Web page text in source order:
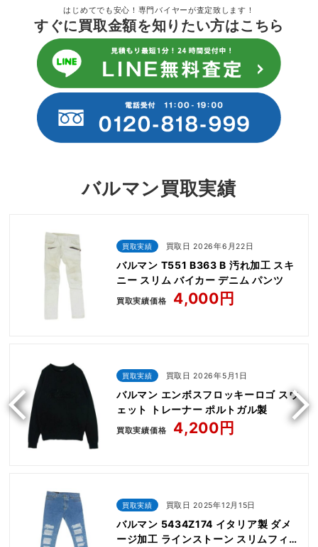
はじめてでも安心！専門バイヤーが査定致します！
すぐに買取金額を知りたい方はこちら
バルマン買取実績
買取実績 買取日 2026年6月22日
バルマン T551 B363 B 汚れ加工 スキ
ニー スリム バイカー デニム パンツ
買取実績価格 4,000円
買取実績 買取日 2026年5月1日
バルマン エンボスフロッキーロゴ スウ
ェット トレーナー ポルトガル製
買取実績価格 4,200円
買取実績 買取日 2025年12月15日
バルマン 5434Z174 イタリア製 ダメ
ージ加工 ラインストーン スリムフィッ